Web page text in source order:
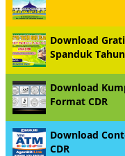
Download
Spanduk
Download
Format CDR
Download
CDR